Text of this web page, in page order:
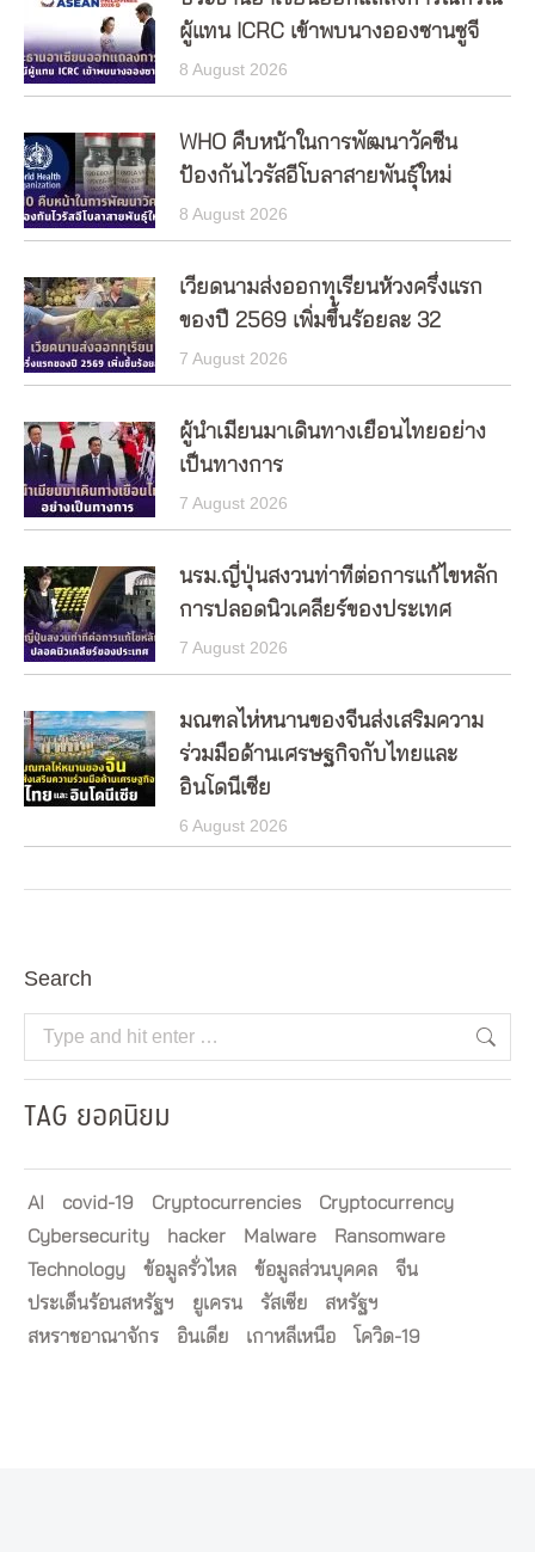
ผู้แทน ICRC เข้าพบนางอองซานซูจี
8 August 2026
WHO คืบหน้าในการพัฒนาวัคซีน
ป้องกันไวรัสอีโบลาสายพันธุ์ใหม่
8 August 2026
เวียดนามส่งออกทุเรียนห้วงครึ่งแรก
ของปี 2569 เพิ่มขึ้นร้อยละ 32
7 August 2026
ผู้นำเมียนมาเดินทางเยือนไทยอย่าง
เป็นทางการ
7 August 2026
นรม.ญี่ปุ่นสงวนท่าทีต่อการแก้ไขหลัก
การปลอดนิวเคลียร์ของประเทศ
7 August 2026
มณฑลไห่หนานของจีนส่งเสริมความ
ร่วมมือด้านเศรษฐกิจกับไทยและ
อินโดนีเซีย
6 August 2026
Search
Search:
TAG ยอดนิยม
AI covid-19 Cryptocurrencies
Cryptocurrency
Cybersecurity
hacker Malware
Ransomware
Technology
ข้อมูลรั่วไหล ข้อมูลส่วนบุคคล
จีน
ประเด็นร้อนสหรัฐฯ
ยูเครน รัสเซีย
สหรัฐฯ
สหราชอาณาจักร
อินเดีย เกาหลีเหนือ โควิด-19